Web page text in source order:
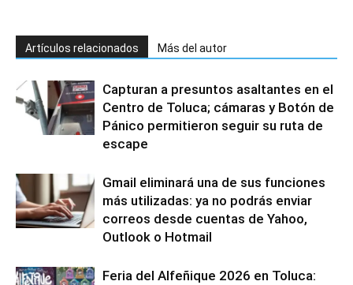
Artículos relacionados Más del autor
Capturan a presuntos asaltantes en el
Centro de Toluca; cámaras y Botón de
Pánico permitieron seguir su ruta de
escape
Gmail eliminará una de sus funciones
más utilizadas: ya no podrás enviar
correos desde cuentas de Yahoo,
Outlook o Hotmail
Feria del Alfeñique 2026 en Toluca: